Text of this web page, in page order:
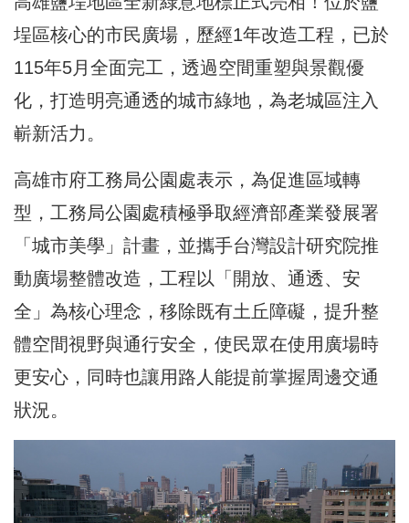
埕區核心的市民廣場，歷經1年改造工程，已於
115年5月全面完工，透過空間重塑與景觀優
化，打造明亮通透的城市綠地，為老城區注入
嶄新活力。
高雄市府工務局公園處表示，為促進區域轉
型，工務局公園處積極爭取經濟部產業發展署
「城市美學」計畫，並攜手台灣設計研究院推
動廣場整體改造，工程以「開放、通透、安
全」為核心理念，移除既有土丘障礙，提升整
體空間視野與通行安全，使民眾在使用廣場時
更安心，同時也讓用路人能提前掌握周邊交通
狀況。